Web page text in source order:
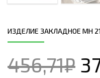
ИЗДЕЛИЕ ЗАКЛАДНОЕ МН
456,71₽